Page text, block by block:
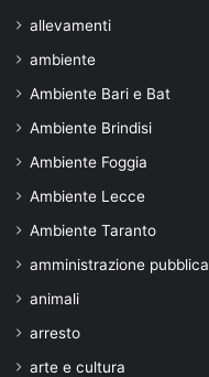
allevamenti
ambiente
Ambiente Bari e Bat
Ambiente Brindisi
Ambiente Foggia
Ambiente Lecce
Ambiente Taranto
amministrazione pubblica
animali
arresto
arte e cultura